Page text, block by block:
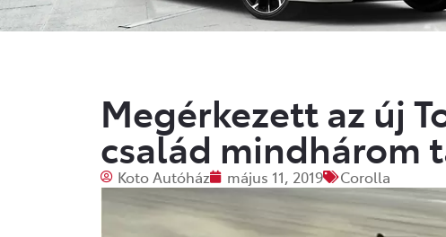
Megérkezett az új
család mindhárom
Koto Autóház május 11, 2019 Corolla